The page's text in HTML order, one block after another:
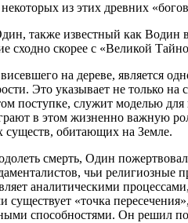
из этих древних
также известный как
сходно скорее с «Великой
на дереве, является
Это указывает не только
поступке, служит моделью
в этом жизненно важную
существ, обитающих на Земле.
смерть, Один
чьи религиозные
аналитическими
существует «точка
способностями. Он решил